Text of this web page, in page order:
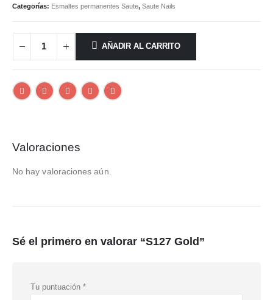
Categorías: Esmaltes permanentes Saute, Saute Nails
AÑADIR AL CARRITO
Valoraciones
No hay valoraciones aún.
Sé el primero en valorar “S127 Gold”
Tu puntuación *